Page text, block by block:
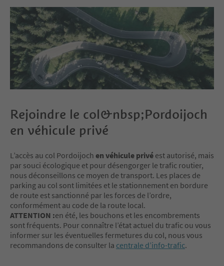
Rejoindre le col&nbsp;Pordoijoch
en véhicule privé
L’accès au col Pordoijoch en véhicule privé est autorisé, mais
par souci écologique et pour désengorger le trafic routier,
nous déconseillons ce moyen de transport. Les places de
parking au col sont limitées et le stationnement en bordure
de route est sanctionné par les forces de l’ordre,
conformément au code de la route local.
ATTENTION :en été, les bouchons et les encombrements
sont fréquents. Pour connaître l’état actuel du trafic ou vous
informer sur les éventuelles fermetures du col, nous vous
recommandons de consulter la centrale d’info-trafic.